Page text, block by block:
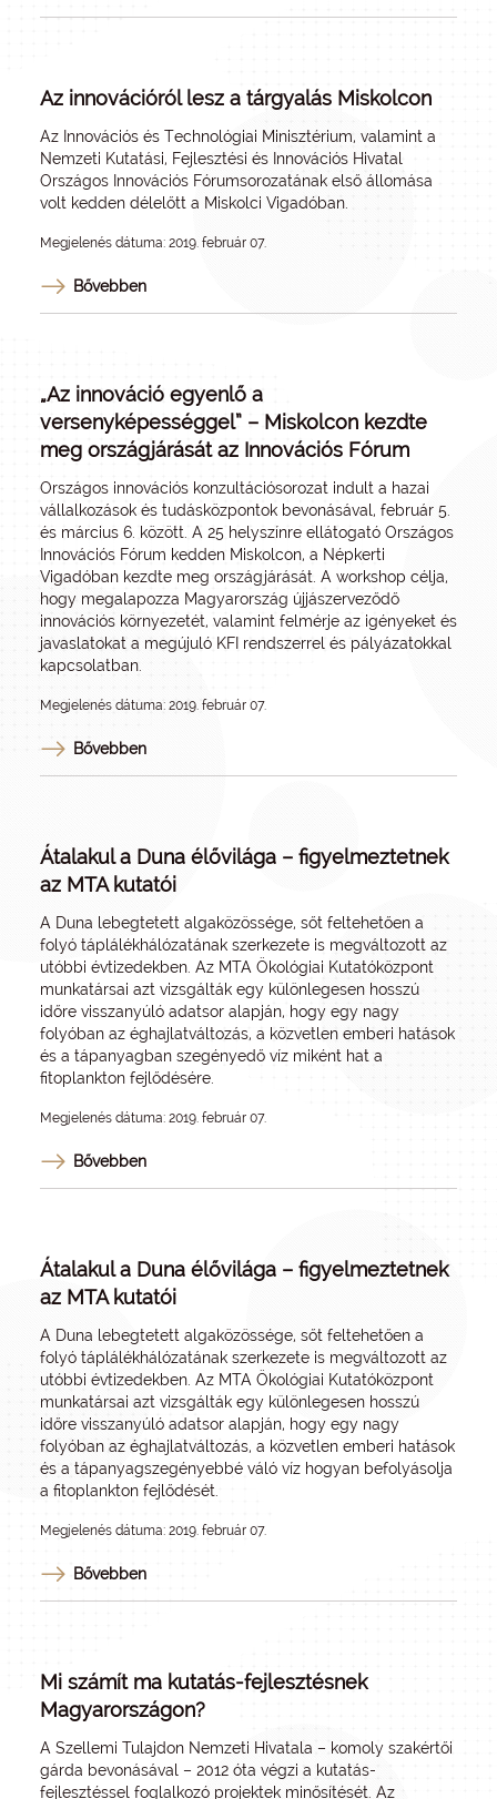
Az innovációról lesz a tárgyalás Miskolcon
Az Innovációs és Technológiai Minisztérium, valamint a
Nemzeti Kutatási, Fejlesztési és Innovációs Hivatal
Országos Innovációs Fórumsorozatának első állomása
volt kedden délelőtt a Miskolci Vigadóban.
Megjelenés dátuma: 2019. február 07.
Bővebben
„Az innováció egyenlő a
versenyképességgel” – Miskolcon kezdte
meg országjárását az Innovációs Fórum
Országos innovációs konzultációsorozat indult a hazai
vállalkozások és tudásközpontok bevonásával, február 5.
és március 6. között. A 25 helyszínre ellátogató Országos
Innovációs Fórum kedden Miskolcon, a Népkerti
Vigadóban kezdte meg országjárását. A workshop célja,
hogy megalapozza Magyarország újjászerveződő
innovációs környezetét, valamint felmérje az igényeket és
javaslatokat a megújuló KFI rendszerrel és pályázatokkal
kapcsolatban.
Megjelenés dátuma: 2019. február 07.
Bővebben
Átalakul a Duna élővilága – figyelmeztetnek
az MTA kutatói
A Duna lebegtetett algaközössége, sőt feltehetően a
folyó táplálékhálózatának szerkezete is megváltozott az
utóbbi évtizedekben. Az MTA Ökológiai Kutatóközpont
munkatársai azt vizsgálták egy különlegesen hosszú
időre visszanyúló adatsor alapján, hogy egy nagy
folyóban az éghajlatváltozás, a közvetlen emberi hatások
és a tápanyagban szegényedő víz miként hat a
fitoplankton fejlődésére.
Megjelenés dátuma: 2019. február 07.
Bővebben
Átalakul a Duna élővilága – figyelmeztetnek
az MTA kutatói
A Duna lebegtetett algaközössége, sőt feltehetően a
folyó táplálékhálózatának szerkezete is megváltozott az
utóbbi évtizedekben. Az MTA Ökológiai Kutatóközpont
munkatársai azt vizsgálták egy különlegesen hosszú
időre visszanyúló adatsor alapján, hogy egy nagy
folyóban az éghajlatváltozás, a közvetlen emberi hatások
és a tápanyagszegényebbé váló víz hogyan befolyásolja
a fitoplankton fejlődését.
Megjelenés dátuma: 2019. február 07.
Bővebben
Mi számít ma kutatás-fejlesztésnek
Magyarországon?
A Szellemi Tulajdon Nemzeti Hivatala – komoly szakértői
gárda bevonásával – 2012 óta végzi a kutatás-
fejlesztéssel foglalkozó projektek minősítését. Az